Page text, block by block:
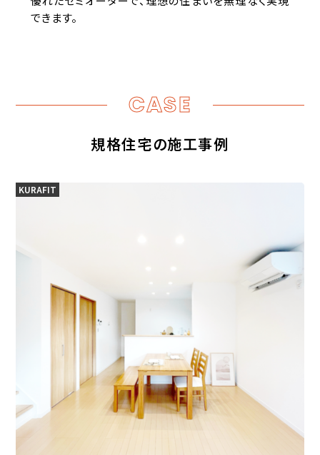
できます。
CASE
規格住宅の施工事例
KURAFIT